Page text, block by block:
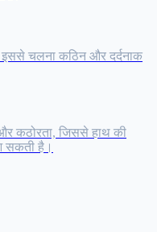
चलना कठिन और दर्दनाक
कठोरता, जिससे हाथ की
सकती है।